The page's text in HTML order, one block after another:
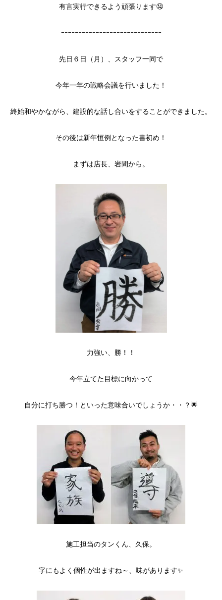
有言実行できるよう頑張ります🤤
ｰｰｰｰｰｰｰｰｰｰｰｰｰｰｰｰｰｰｰｰｰｰｰｰｰｰｰｰｰ
先日６日（月）、スタッフ一同で
今年一年の戦略会議を行いました！
終始和やかながら、建設的な話し合いをすることができました。
その後は新年恒例となった書初め！
まずは店長、岩間から。
力強い、勝！！
今年立てた目標に向かって
自分に打ち勝つ！といった意味合いでしょうか・・？🌟
施工担当のタンくん、久保。
字にもよく個性が出ますね～、味があります✨